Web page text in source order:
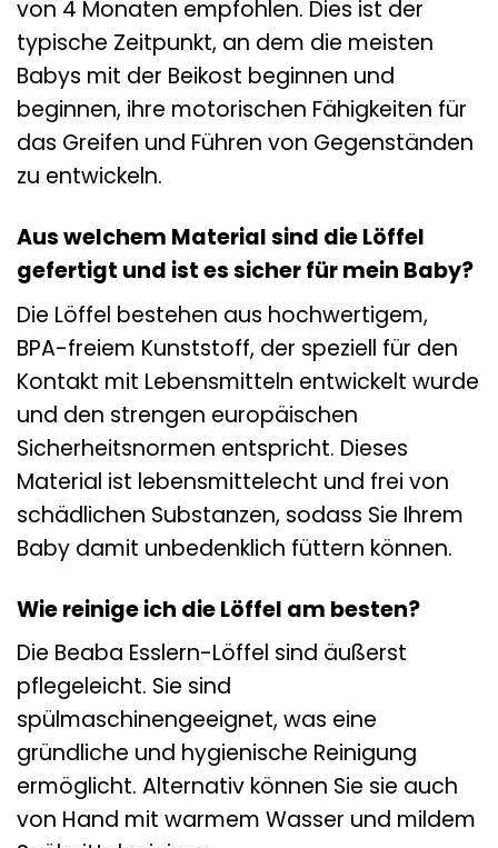
von 4 Monaten empfohlen. Dies ist der
typische Zeitpunkt, an dem die meisten
Babys mit der Beikost beginnen und
beginnen, ihre motorischen Fähigkeiten für
das Greifen und Führen von Gegenständen
zu entwickeln.
Aus welchem Material sind die Löffel
gefertigt und ist es sicher für mein Baby?
Die Löffel bestehen aus hochwertigem,
BPA-freiem Kunststoff, der speziell für den
Kontakt mit Lebensmitteln entwickelt wurde
und den strengen europäischen
Sicherheitsnormen entspricht. Dieses
Material ist lebensmittelecht und frei von
schädlichen Substanzen, sodass Sie Ihrem
Baby damit unbedenklich füttern können.
Wie reinige ich die Löffel am besten?
Die Beaba Esslern-Löffel sind äußerst
pflegeleicht. Sie sind
spülmaschinengeeignet, was eine
gründliche und hygienische Reinigung
ermöglicht. Alternativ können Sie sie auch
von Hand mit warmem Wasser und mildem